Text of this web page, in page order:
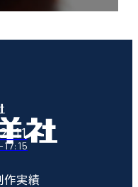
作実績